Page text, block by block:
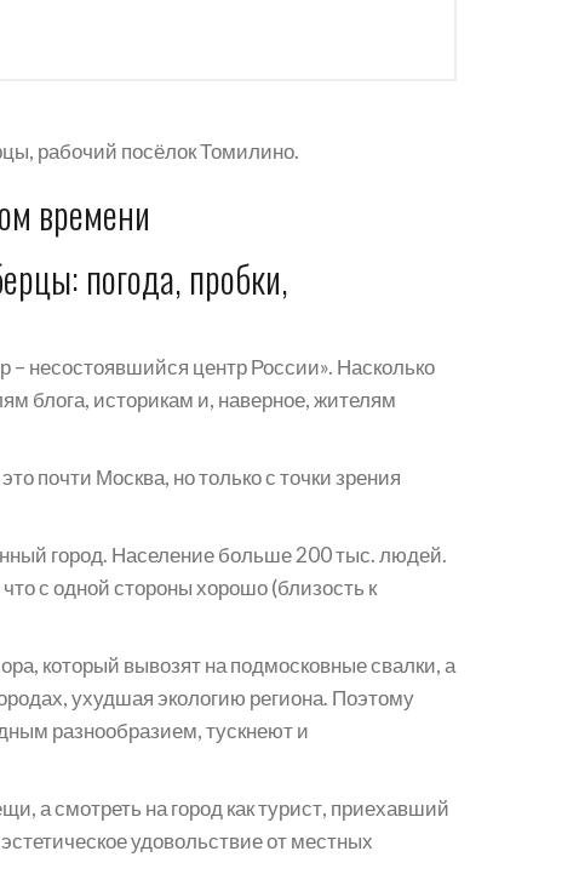
рабочий посёлок Томилино.
времени
погода, пробки,
– несостоявшийся центр России». Насколько
блога, историкам и, наверное, жителям
почти Москва, но только с точки зрения
город. Население больше 200 тыс. людей.
с одной стороны хорошо (близость к
который вывозят на подмосковные свалки, а
ухудшая экологию региона. Поэтому
разнообразием, тускнеют и
а смотреть на город как турист, приехавший
удовольствие от местных